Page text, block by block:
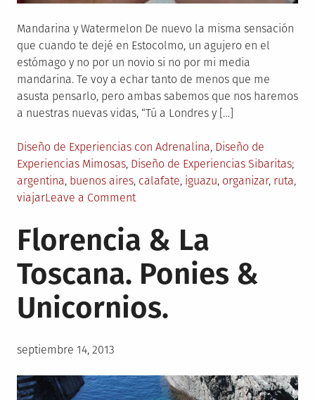
Mandarina y Watermelon De nuevo la misma sensación
que cuando te dejé en Estocolmo, un agujero en el
estómago y no por un novio si no por mi media
mandarina. Te voy a echar tanto de menos que me
asusta pensarlo, pero ambas sabemos que nos haremos
a nuestras nuevas vidas, “Tú a Londres y […]
Posted
in
Diseño de Experiencias con Adrenalina, Diseño de
Experiencias Mimosas, Diseño de Experiencias Sibaritas
argentina, buenos aires, calafate, iguazu, organizar, ruta,
viajarLeave a Commenton
Apoteósica
Florencia & La
Toscana. Ponies &
Unicornios.
Posted
septiembre 14, 2013